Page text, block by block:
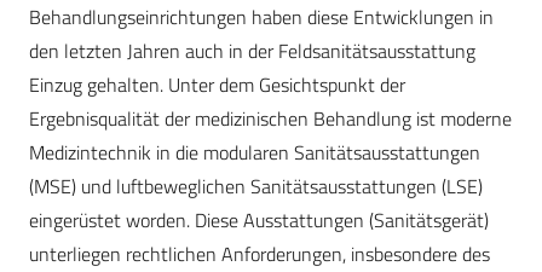
Behandlungseinrichtungen haben diese Entwicklungen in
den letzten Jahren auch in der Feldsanitätsausstattung
Einzug gehalten. Unter dem Gesichtspunkt der
Ergebnisqualität der medizinischen Behandlung ist moderne
Medizintechnik in die modularen Sanitätsausstattungen
(MSE) und luftbeweglichen Sanitätsausstattungen (LSE)
eingerüstet worden. Diese Ausstattungen (Sanitätsgerät)
unterliegen rechtlichen Anforderungen, insbesondere des